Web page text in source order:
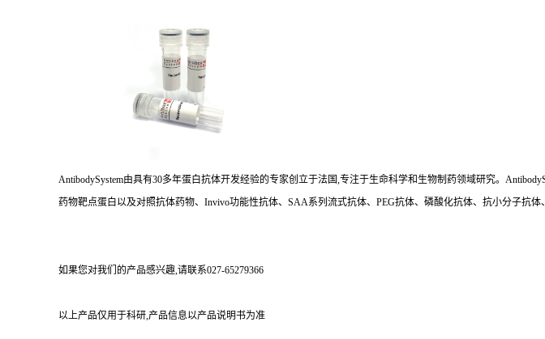
AntibodySystem由具有30多年蛋白抗体开发经验的专家创立于法国,专注于生命科学和生物制药领域研究。
药物靶点蛋白以及对照抗体药物、Invivo功能性抗体、SAA系列流式抗体、PEG抗体、磷酸化抗体、抗小分子抗
如果您对我们的产品感兴趣,请联系027-65279366
以上产品仅用于科研,产品信息以产品说明书为准